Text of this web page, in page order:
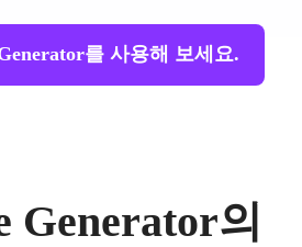
를 사용해 보세요.
Generator의